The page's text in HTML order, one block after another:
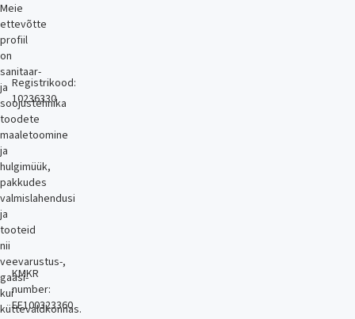
Meie
ettevõtte
profiil
on
sanitaar-
ja
soojustehnika
toodete
maaletoomine
ja
hulgimüük,
pakkudes
valmislahendusi
ja
tooteid
nii
veevarustus-,
gaasi-
kui
küttevaldkonnas.
Registrikood:
10236330
KMKR
number:
EE100323360